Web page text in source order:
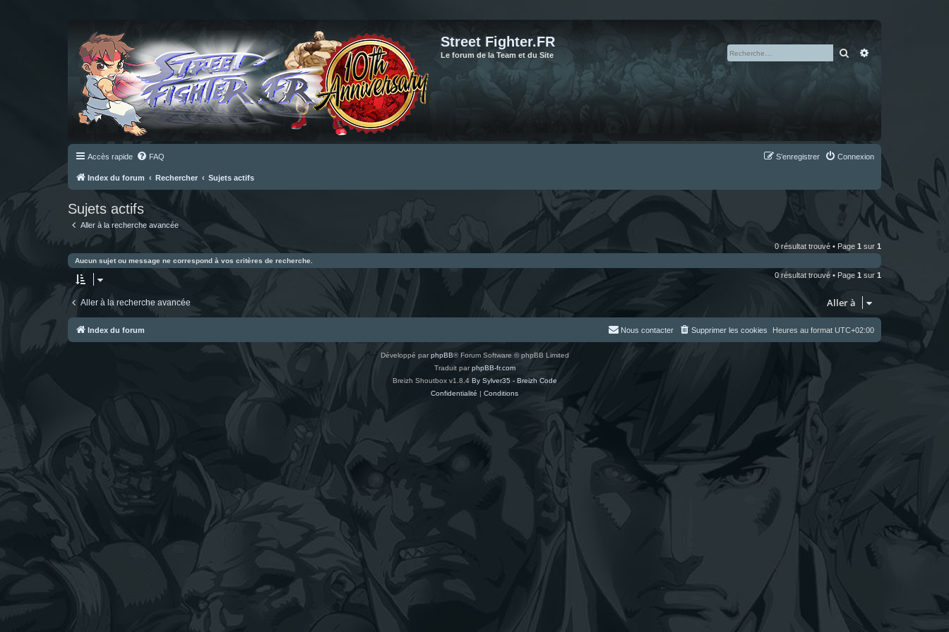
Street Fighter.FR
Le forum de la Team et du Site Rechercher
Accès rapide FAQ Connexion
S’enregistrer
Index du forum Rechercher Sujets actifs
Sujets actifs
Aller à la recherche avancée
0 résultat trouvé • Page 1 sur 1
Aucun sujet ou message ne correspond à vos critères de recherche.
0 résultat trouvé • Page 1 sur 1
Aller à la recherche avancée Aller à
Index du forum Heures au format UTC+02:00
Supprimer les cookies
Nous contacter
Développé parphpBB® Forum Software © phpBB Limited
Traduit parphpBB-fr.com
Breizh Shoutbox v1.8.4 By Sylver35 - Breizh Code
Confidentialité | Conditions